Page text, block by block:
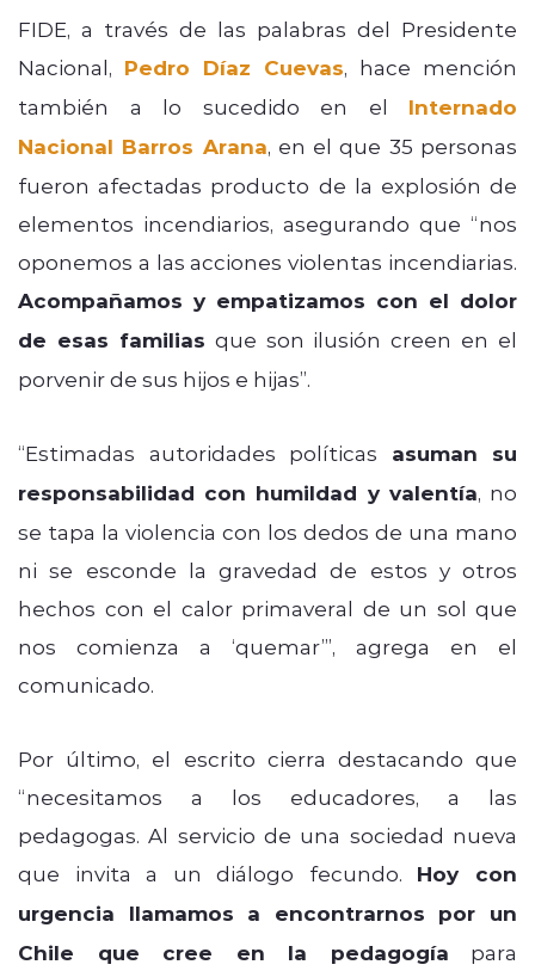
FIDE, a través de las palabras del Presidente
Nacional, Pedro Díaz Cuevas, hace mención
también a lo sucedido en el Internado
Nacional Barros Arana, en el que 35 personas
fueron afectadas producto de la explosión de
elementos incendiarios, asegurando que “nos
oponemos a las acciones violentas incendiarias.
Acompañamos y empatizamos con el dolor
de esas familias que son ilusión creen en el
porvenir de sus hijos e hijas”.
“Estimadas autoridades políticas asuman su
responsabilidad con humildad y valentía, no
se tapa la violencia con los dedos de una mano
ni se esconde la gravedad de estos y otros
hechos con el calor primaveral de un sol que
nos comienza a ‘quemar’”, agrega en el
comunicado.
Por último, el escrito cierra destacando que
“necesitamos a los educadores, a las
pedagogas. Al servicio de una sociedad nueva
que invita a un diálogo fecundo. Hoy con
urgencia llamamos a encontrarnos por un
Chile que cree en la pedagogía para